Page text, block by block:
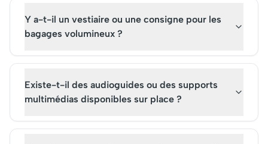
Y a-t-il un vestiaire ou une consigne pour les
bagages volumineux ?
Existe-t-il des audioguides ou des supports
multimédias disponibles sur place ?